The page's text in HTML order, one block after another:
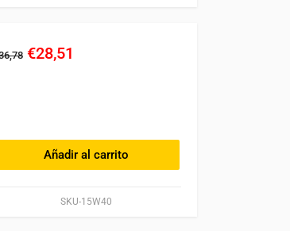
SKU-15W40
€28,51
Añadir al carrito